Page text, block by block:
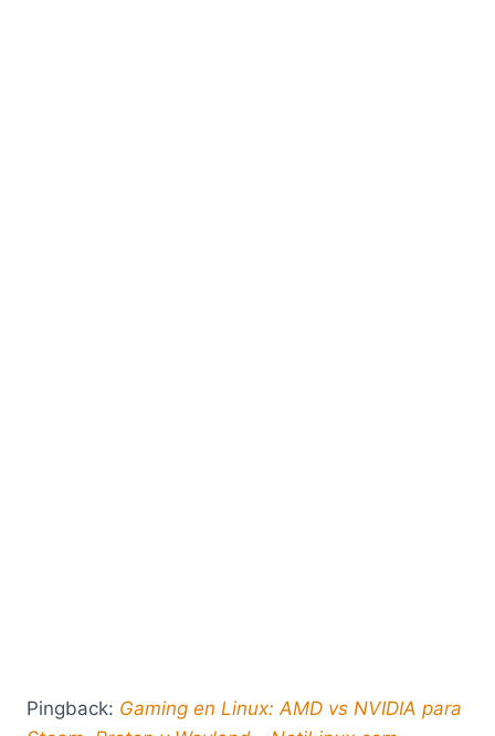
Pingback: Gaming en Linux: AMD vs NVIDIA para